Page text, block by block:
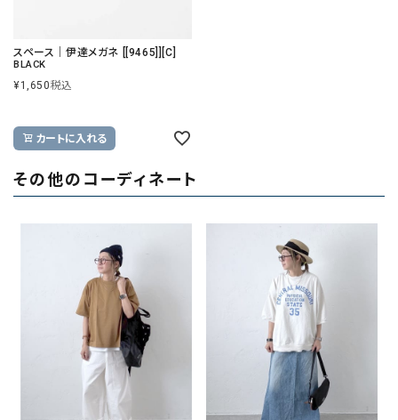
スペース｜伊達メガネ [[9465]][C]
BLACK
¥1,650税込
カートに入れる
その他のコーディネート